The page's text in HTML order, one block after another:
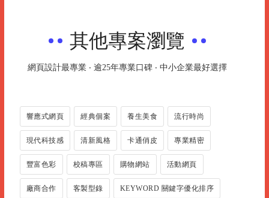
其他專案瀏覽
網頁設計最專業 ‧ 逾25年專業口碑 ‧ 中小企業最好選擇
響應式網頁 經典個案 養生美食 流行時尚
現代科技感 清新風格 卡通俏皮 專業精密
豐富色彩 校稿專區 購物網站 活動網頁
廠商合作 客製型錄 KEYWORD 關鍵字優化排序